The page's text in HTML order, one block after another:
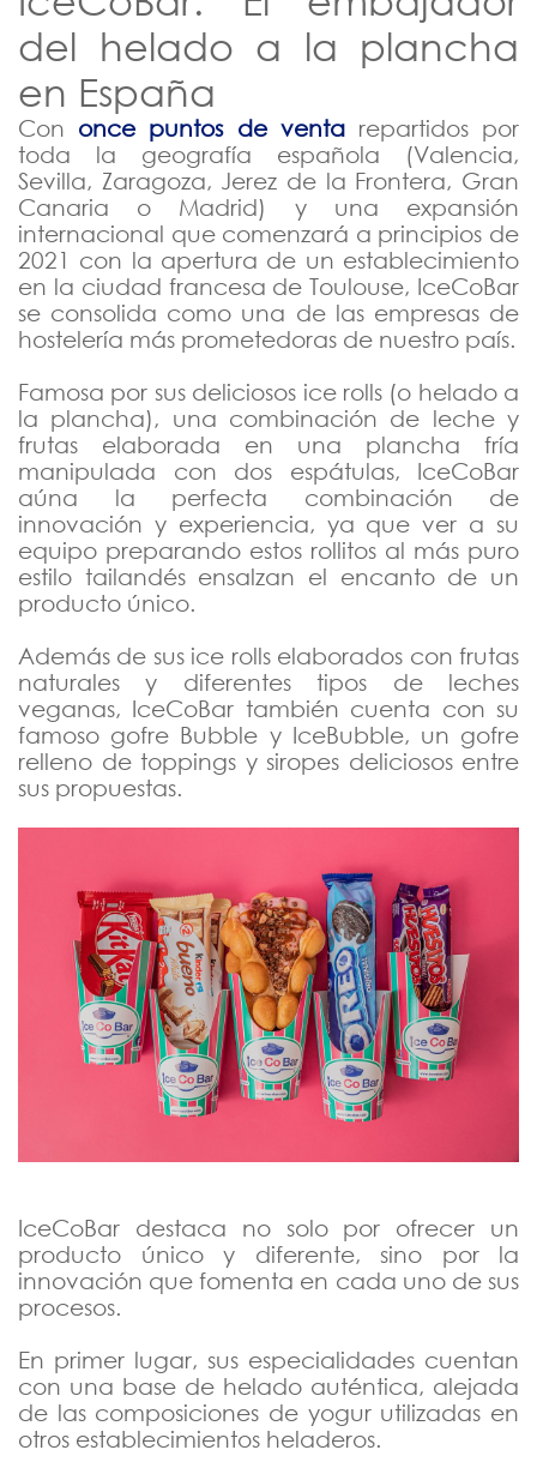
del helado a la plancha
en España
Con once puntos de ventarepartidos por
toda la geografía española (Valencia,
Sevilla, Zaragoza, Jerez de la Frontera, Gran
Canaria o Madrid) y una expansión
internacional que comenzará a principios de
2021 con la apertura de un establecimiento
en la ciudad francesa de Toulouse, IceCoBar
se consolida como una de las empresas de
hostelería más prometedoras de nuestro país.
Famosa por sus deliciosos ice rolls (o helado a
la plancha), una combinación de leche y
frutas elaborada en una plancha fría
manipulada con dos espátulas, IceCoBar
aúna la perfecta combinación de
innovación y experiencia, ya que ver a su
equipo preparando estos rollitos al más puro
estilo tailandés ensalzan el encanto de un
producto único.
Además de sus ice rolls elaborados con frutas
naturales y diferentes tipos de leches
veganas, IceCoBar también cuenta con su
famoso gofre Bubble y IceBubble, un gofre
relleno de toppings y siropes deliciosos entre
sus propuestas.
IceCoBar destaca no solo por ofrecer un
producto único y diferente, sino por la
innovación que fomenta en cada uno de sus
procesos.
En primer lugar, sus especialidades cuentan
con una base de helado auténtica, alejada
de las composiciones de yogur utilizadas en
otros establecimientos heladeros.